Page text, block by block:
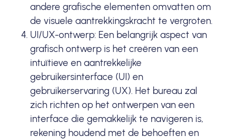
andere grafische elementen omvatten om
de visuele aantrekkingskracht te vergroten.
UI/UX-ontwerp: Een belangrijk aspect van
grafisch ontwerp is het creëren van een
intuïtieve en aantrekkelijke
gebruikersinterface (UI) en
gebruikerservaring (UX). Het bureau zal
zich richten op het ontwerpen van een
interface die gemakkelijk te navigeren is,
rekening houdend met de behoeften en